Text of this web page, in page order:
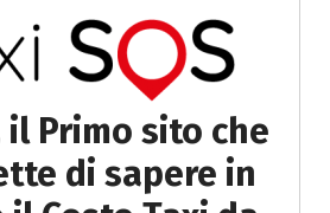
il Primo sito che
di sapere in